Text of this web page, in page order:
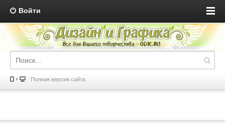
Войти
Полная версия сайта